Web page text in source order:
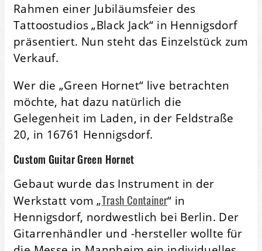
Rahmen einer Jubiläumsfeier des
Tattoostudios „Black Jack“ in Hennigsdorf
präsentiert. Nun steht das Einzelstück zum
Verkauf.
Wer die „Green Hornet“ live betrachten
möchte, hat dazu natürlich die
Gelegenheit im Laden, in der Feldstraße
20, in 16761 Hennigsdorf.
Custom Guitar Green Hornet
Gebaut wurde das Instrument in der
Werkstatt vom „Trash Container“ in
Hennigsdorf, nordwestlich bei Berlin. Der
Gitarrenhändler und -hersteller wollte für